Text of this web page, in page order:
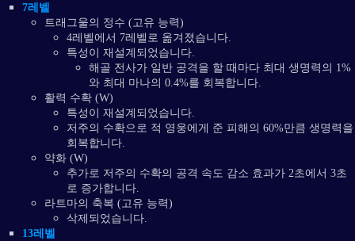
7레벨
트래그울의 정수 (고유 능력)
4레벨에서 7레벨로 옮겨졌습니다.
특성이 재설계되었습니다.
해골 전사가 일반 공격을 할 때마다 최대 생명력의 1%
와 최대 마나의 0.4%를 회복합니다.
활력 수확 (W)
특성이 재설계되었습니다.
저주의 수확으로 적 영웅에게 준 피해의 60%만큼 생명력을
회복합니다.
약화 (W)
추가로 저주의 수확의 공격 속도 감소 효과가 2초에서 3초
로 증가합니다.
라트마의 축복 (고유 능력)
삭제되었습니다.
13레벨